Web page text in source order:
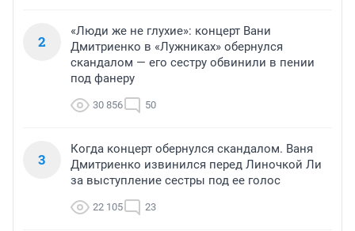
2
«Люди же не глухие»: концерт Вани
Дмитриенко в «Лужниках» обернулся
скандалом — его сестру обвинили в пении
под фанеру
30 856 50
3
Когда концерт обернулся скандалом. Ваня
Дмитриенко извинился перед Линочкой Ли
за выступление сестры под ее голос
22 105 23